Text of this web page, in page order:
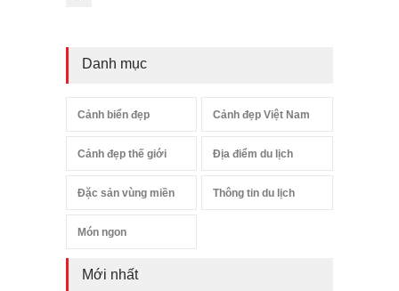
Danh mục
Cảnh biển đẹp Cảnh đẹp Việt Nam
Cảnh đẹp thế giới Địa điểm du lịch
Đặc sản vùng miền Thông tin du lịch
Món ngon
Mới nhất